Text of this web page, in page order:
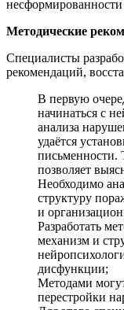
Методические
Специалисты
рекомендаций,
В первую
начинаться с
анализа
удаётся
письменности.
позволяет
Необходимо
структуру
и
Разработать
механизм и
дисфункции;
Методами
перестройки